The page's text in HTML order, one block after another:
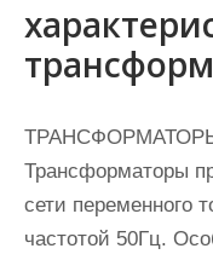
Трансформаторы
сети переменного
частотой 50Гц.